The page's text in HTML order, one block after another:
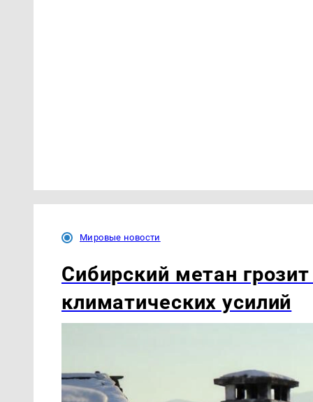
Мировые новости
Сибирский метан
климатических усилий